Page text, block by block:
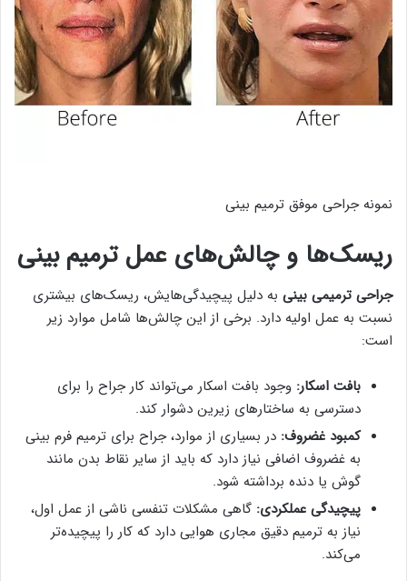
نمونه جراحی موفق ترمیم بینی
ریسک‌ها و چالش‌های عمل ترمیم بینی
جراحی ترمیمی بینی به دلیل پیچیدگی‌هایش، ریسک‌های بیشتری
نسبت به عمل اولیه دارد. برخی از این چالش‌ها شامل موارد زیر
است:
بافت اسکار: وجود بافت اسکار می‌تواند کار جراح را برای
دسترسی به ساختارهای زیرین دشوار کند.
کمبود غضروف: در بسیاری از موارد، جراح برای ترمیم فرم بینی
به غضروف اضافی نیاز دارد که باید از سایر نقاط بدن مانند
گوش یا دنده برداشته شود.
پیچیدگی عملکردی: گاهی مشکلات تنفسی ناشی از عمل اول،
نیاز به ترمیم دقیق مجاری هوایی دارد که کار را پیچیده‌تر
می‌کند.